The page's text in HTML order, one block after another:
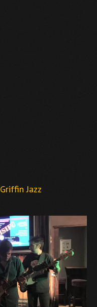
Griffin Jazz